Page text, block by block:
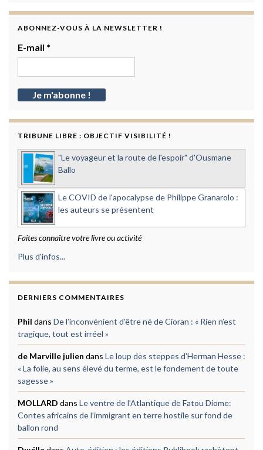
ABONNEZ-VOUS À LA NEWSLETTER !
E-mail *
TRIBUNE LIBRE : OBJECTIF VISIBILITÉ !
"Le voyageur et la route de l'espoir" d'Ousmane
Ballo
Le COVID de l'apocalypse de Philippe Granarolo :
les auteurs se présentent
Faites connaître votre livre ou activité
Plus d'infos...
DERNIERS COMMENTAIRES
Phil dans De l’inconvénient d’être né de Cioran : « Rien n’est
tragique, tout est irréel »
de Marville julien dans Le loup des steppes d’Herman Hesse :
« La folie, au sens élevé du terme, est le fondement de toute
sagesse »
MOLLARD dans Le ventre de l’Atlantique de Fatou Diome:
Contes africains de l’immigrant en terre hostile sur fond de
ballon rond